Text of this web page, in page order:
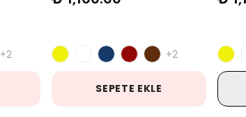
+2 +2
SEPETE EKLE